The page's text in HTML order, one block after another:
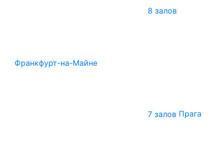
8 залов
Франкфурт-на-Майне
7 залов Прага